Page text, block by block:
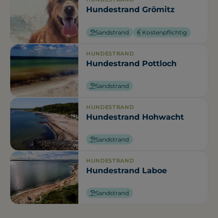
Hundestrand Grömitz
Sandstrand Kostenpflichtig
HUNDESTRAND
Hundestrand Pottloch
Sandstrand
HUNDESTRAND
Hundestrand Hohwacht
Sandstrand
HUNDESTRAND
Hundestrand Laboe
Sandstrand